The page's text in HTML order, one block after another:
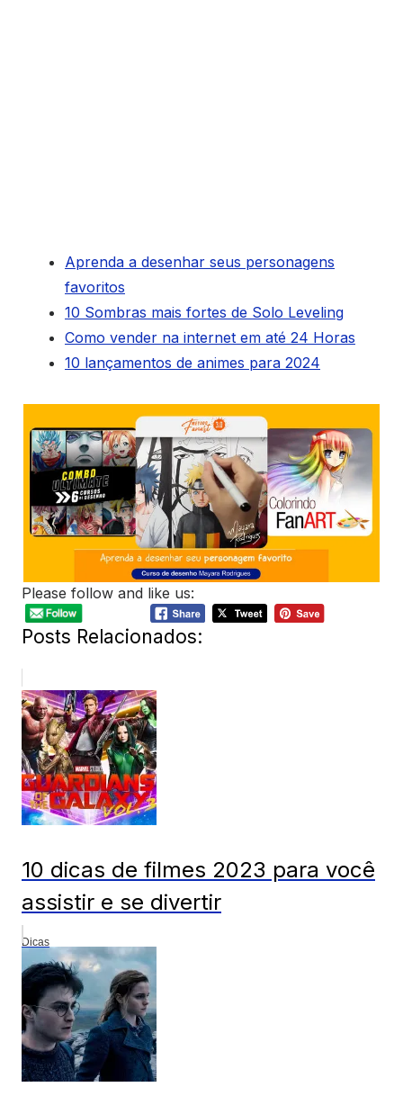
Aprenda a desenhar seus personagens
favoritos
10 Sombras mais fortes de Solo Leveling
Como vender na internet em até 24 Horas
10 lançamentos de animes para 2024
Please follow and like us:
Posts Relacionados:
10 dicas de filmes 2023 para você
assistir e se divertir
Dicas